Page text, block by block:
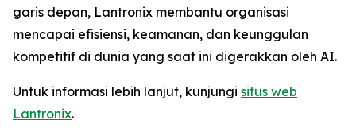
garis depan, Lantronix membantu organisasi
mencapai efisiensi, keamanan, dan keunggulan
kompetitif di dunia yang saat ini digerakkan oleh AI.
Untuk informasi lebih lanjut, kunjungi situs web
Lantronix.